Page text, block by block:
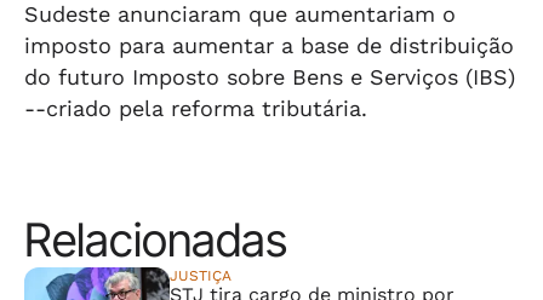
Sudeste anunciaram que aumentariam o
imposto para aumentar a base de distribuição
do futuro Imposto sobre Bens e Serviços (IBS)
--criado pela reforma tributária.
Relacionadas
JUSTIÇA
STJ tira cargo de ministro por